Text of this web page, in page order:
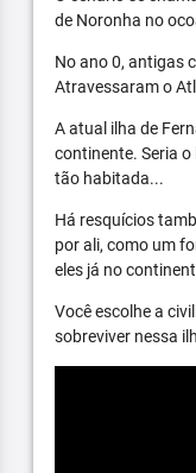
de Noronha no
No ano 0, antigas
Atravessaram o
A atual ilha de
continente. Seria o
tão habitada...
Há resquícios
por ali, como um
eles já no
Você escolhe a
sobreviver nessa